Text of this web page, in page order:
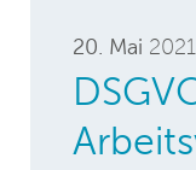
20. Mai 2021